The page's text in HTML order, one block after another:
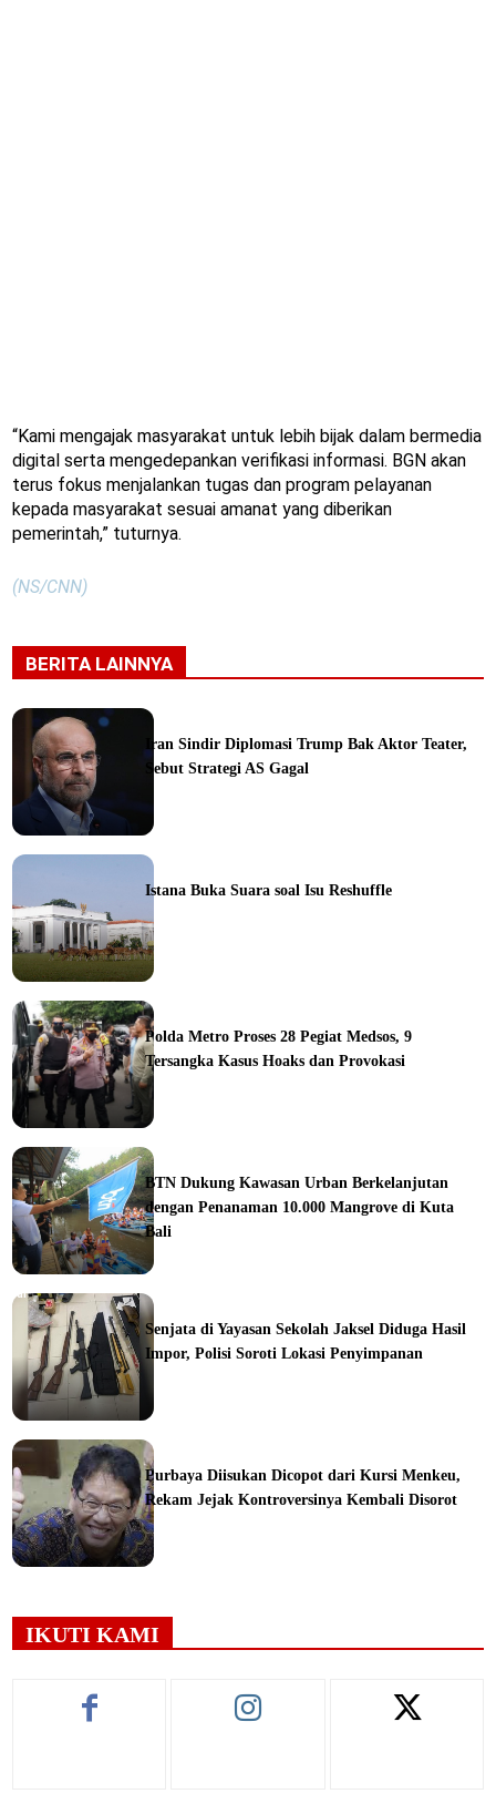
“Kami mengajak masyarakat untuk lebih bijak dalam bermedia
digital serta mengedepankan verifikasi informasi. BGN akan
terus fokus menjalankan tugas dan program pelayanan
kepada masyarakat sesuai amanat yang diberikan
pemerintah,” tuturnya.
(NS/CNN)
BERITA LAINNYA
Iran Sindir Diplomasi Trump Bak Aktor Teater,
Sebut Strategi AS Gagal
Istana Buka Suara soal Isu Reshuffle
Polda Metro Proses 28 Pegiat Medsos, 9
Tersangka Kasus Hoaks dan Provokasi
BTN Dukung Kawasan Urban Berkelanjutan
dengan Penanaman 10.000 Mangrove di Kuta
Bali
Senjata di Yayasan Sekolah Jaksel Diduga Hasil
Impor, Polisi Soroti Lokasi Penyimpanan
Purbaya Diisukan Dicopot dari Kursi Menkeu,
Rekam Jejak Kontroversinya Kembali Disorot
IKUTI KAMI